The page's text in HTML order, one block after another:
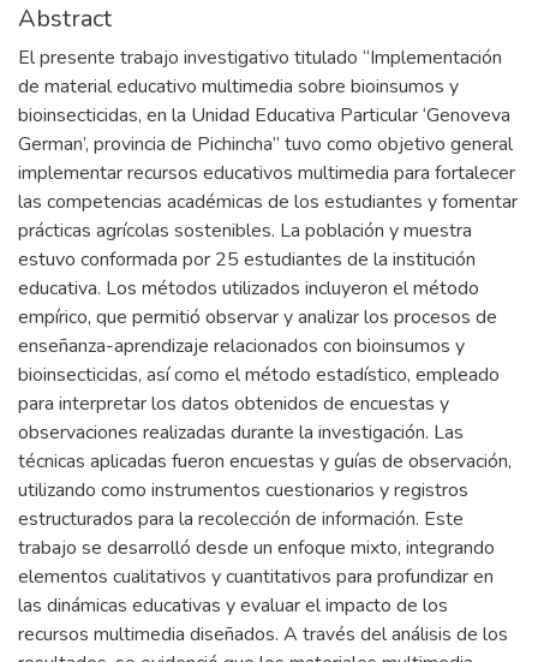
Abstract
El presente trabajo investigativo titulado “Implementación
de material educativo multimedia sobre bioinsumos y
bioinsecticidas, en la Unidad Educativa Particular ‘Genoveva
German’, provincia de Pichincha” tuvo como objetivo general
implementar recursos educativos multimedia para fortalecer
las competencias académicas de los estudiantes y fomentar
prácticas agrícolas sostenibles. La población y muestra
estuvo conformada por 25 estudiantes de la institución
educativa. Los métodos utilizados incluyeron el método
empírico, que permitió observar y analizar los procesos de
enseñanza-aprendizaje relacionados con bioinsumos y
bioinsecticidas, así como el método estadístico, empleado
para interpretar los datos obtenidos de encuestas y
observaciones realizadas durante la investigación. Las
técnicas aplicadas fueron encuestas y guías de observación,
utilizando como instrumentos cuestionarios y registros
estructurados para la recolección de información. Este
trabajo se desarrolló desde un enfoque mixto, integrando
elementos cualitativos y cuantitativos para profundizar en
las dinámicas educativas y evaluar el impacto de los
recursos multimedia diseñados. A través del análisis de los